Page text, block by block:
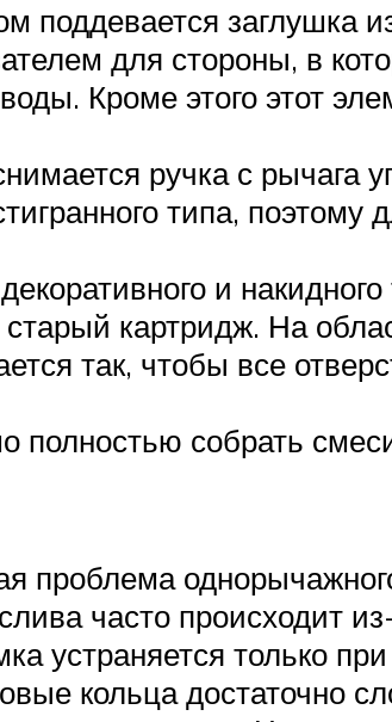
поддевается заглушка
для стороны, в
Кроме этого этот
ручка с
типа, поэтому
и
картридж. На
так, чтобы все
полностью собрать
проблема
часто происходит
устраняется только
кольца достаточно